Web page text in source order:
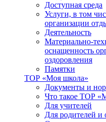
Доступная среда
Услуги, в том
организации
Деятельность
Материально-
оснащенность
оздоровления
Памятки
ТОР «Моя школа»
Документы и
Что такое ТОР
Для учителей
Для родителей